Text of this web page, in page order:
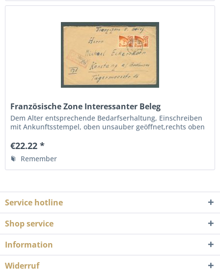
Französische Zone Interessanter Beleg
Dem Alter entsprechende Bedarfserhaltung, Einschreiben
mit Ankunftsstempel, oben unsauber geöffnet,rechts oben
€22.22 *
Remember
Service hotline
Shop service
Information
Widerruf